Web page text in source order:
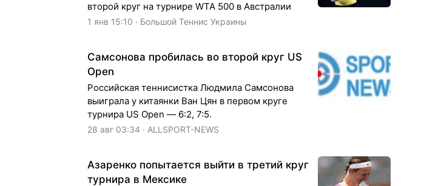
второй круг на турнире WTA 500 в Австралии
1 янв 15:10 · Большой Теннис Украины
Самсонова пробилась во второй круг US
Open
Российская теннисистка Людмила Самсонова
выиграла у китаянки Ван Цян в первом круге
турнира US Open — 6:2, 7:5.
28 авг 03:34 · ALLSPORT-NEWS
Азаренко попытается выйти в третий круг
турнира в Мексике